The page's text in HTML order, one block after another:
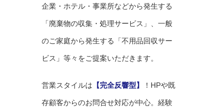
企業・ホテル・事業所などから発生する
「廃棄物の収集・処理サービス」、一般
のご家庭から発生する「不用品回収サー
ビス」等々をご提案いただきます。
営業スタイルは 【完全反響型】 ！HPや既
存顧客からのお問合せ対応が中心。経験